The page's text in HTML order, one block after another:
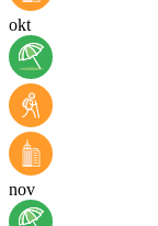
okt
nov